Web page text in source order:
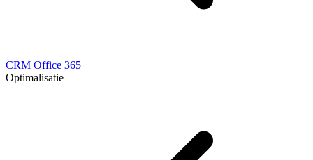
CRM Office 365
Optimalisatie